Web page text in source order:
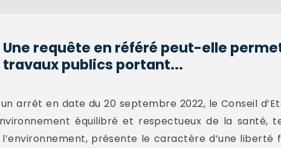
Une requête en référé peut-elle
travaux publics portant...
un arrêt en date du 20 septembre 2022, le Conseil
équilibré et respectueux de la santé,
présente le caractère d’une liberté